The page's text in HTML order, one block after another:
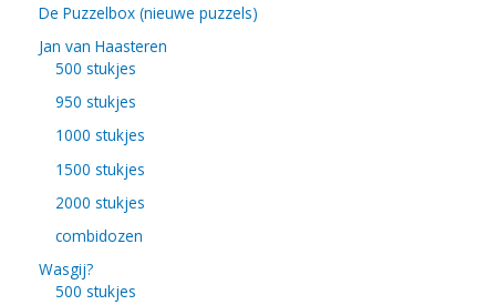
De Puzzelbox (nieuwe puzzels)
Jan van Haasteren
500 stukjes
950 stukjes
1000 stukjes
1500 stukjes
2000 stukjes
combidozen
Wasgij?
500 stukjes